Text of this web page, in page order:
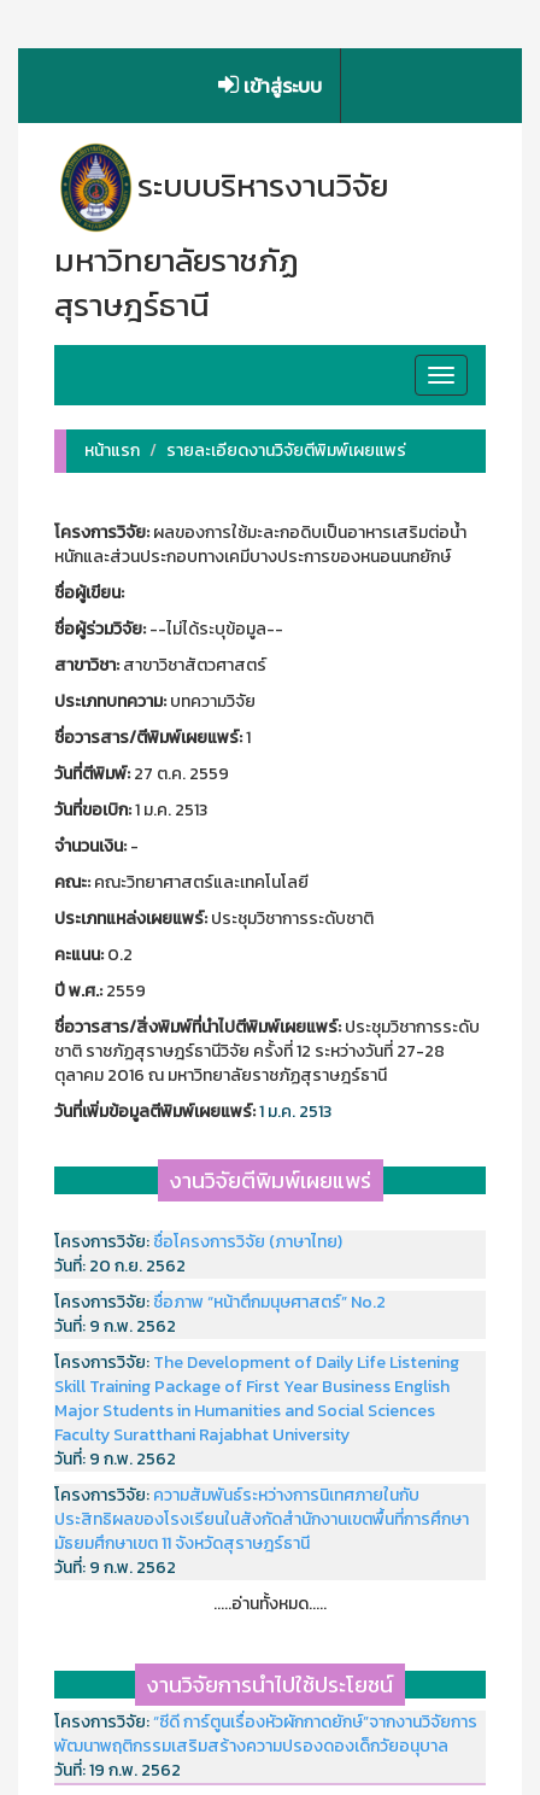
เข้าสู่ระบบ
ระบบบริหารงานวิจัย
มหาวิทยาลัยราชภัฏ
สุราษฎร์ธานี
Toggle
navigation
หน้าแรก
รายละเอียดงานวิจัยตีพิมพ์เผยแพร่
โครงการวิจัย:ผลของการใช้มะละกอดิบเป็นอาหารเสริมต่อน้ำ
หนักและส่วนประกอบทางเคมีบางประการของหนอนนกยักษ์
ชื่อผู้เขียน:
ชื่อผู้ร่วมวิจัย:--ไม่ได้ระบุข้อมูล--
สาขาวิชา:สาขาวิชาสัตวศาสตร์
ประเภทบทความ:บทความวิจัย
ชื่อวารสาร/ตีพิมพ์เผยแพร์:1
วันที่ตีพิมพ์:27 ต.ค. 2559
วันที่ขอเบิก:1 ม.ค. 2513
จำนวนเงิน:-
คณะ:คณะวิทยาศาสตร์และเทคโนโลยี
ประเภทแหล่งเผยแพร์:ประชุมวิชาการระดับชาติ
คะแนน:0.2
ปี พ.ศ.:2559
ชื่อวารสาร/สิ่งพิมพ์ที่นำไปตีพิมพ์เผยแพร์:ประชุมวิชาการระดับ
ชาติ ราชภัฏสุราษฎร์ธานีวิจัย ครั้งที่ 12 ระหว่างวันที่ 27-28
ตุลาคม 2016 ณ มหาวิทยาลัยราชภัฏสุราษฎร์ธานี
วันที่เพิ่มข้อมูลตีพิมพ์เผยแพร์:1 ม.ค. 2513
งานวิจัยตีพิมพ์เผยแพร่
โครงการวิจัย:ชื่อโครงการวิจัย (ภาษาไทย)
วันที่:20 ก.ย. 2562
โครงการวิจัย:ชื่อภาพ “หน้าตึกมนุษศาสตร์” No.2
วันที่:9 ก.พ. 2562
โครงการวิจัย:The Development of Daily Life Listening
Skill Training Package of First Year Business English
Major Students in Humanities and Social Sciences
Faculty Suratthani Rajabhat University
วันที่:9 ก.พ. 2562
โครงการวิจัย:ความสัมพันธ์ระหว่างการนิเทศภายในกับ
ประสิทธิผลของโรงเรียนในสังกัดสำนักงานเขตพื้นที่การศึกษา
มัธยมศึกษาเขต 11 จังหวัดสุราษฎร์ธานี
วันที่:9 ก.พ. 2562
.....อ่านทั้งหมด.....
งานวิจัยการนำไปใช้ประโยชน์
โครงการวิจัย:“ซีดี การ์ตูนเรื่องหัวผักกาดยักษ์”จากงานวิจัยการ
พัฒนาพฤติกรรมเสริมสร้างความปรองดองเด็กวัยอนุบาล
วันที่:19 ก.พ. 2562